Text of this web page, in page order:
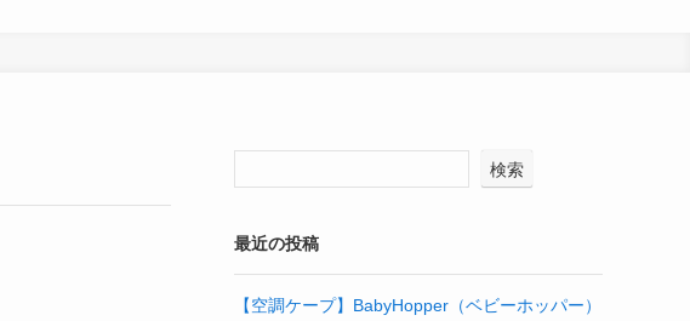
検索
最近の投稿
【空調ケープ】BabyHopper（ベビーホッパー）